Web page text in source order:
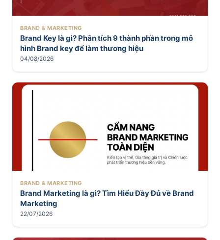
BRAND & MARKETING
Brand Key là gì? Phân tích 9 thành phần trong mô
hình Brand key để làm thương hiệu
04/08/2026
BRAND & MARKETING
Brand Marketing là gì? Tìm Hiểu Đầy Đủ về Brand
Marketing
22/07/2026